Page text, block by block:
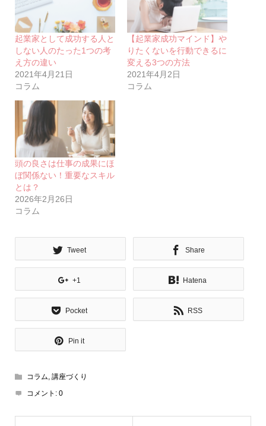
起業家として成功する人と
しない人のたった1つの考
え方の違い
2021年4月21日
コラム
【起業家成功マインド】や
りたくないを行動できるに
変える3つの方法
2021年4月2日
コラム
頭の良さは仕事の成果にほ
ぼ関係ない！重要なスキル
とは？
2026年2月26日
コラム
Tweet Share
+1 Hatena
Pocket RSS
Pin it
コラム, 講座づくり
コメント: 0